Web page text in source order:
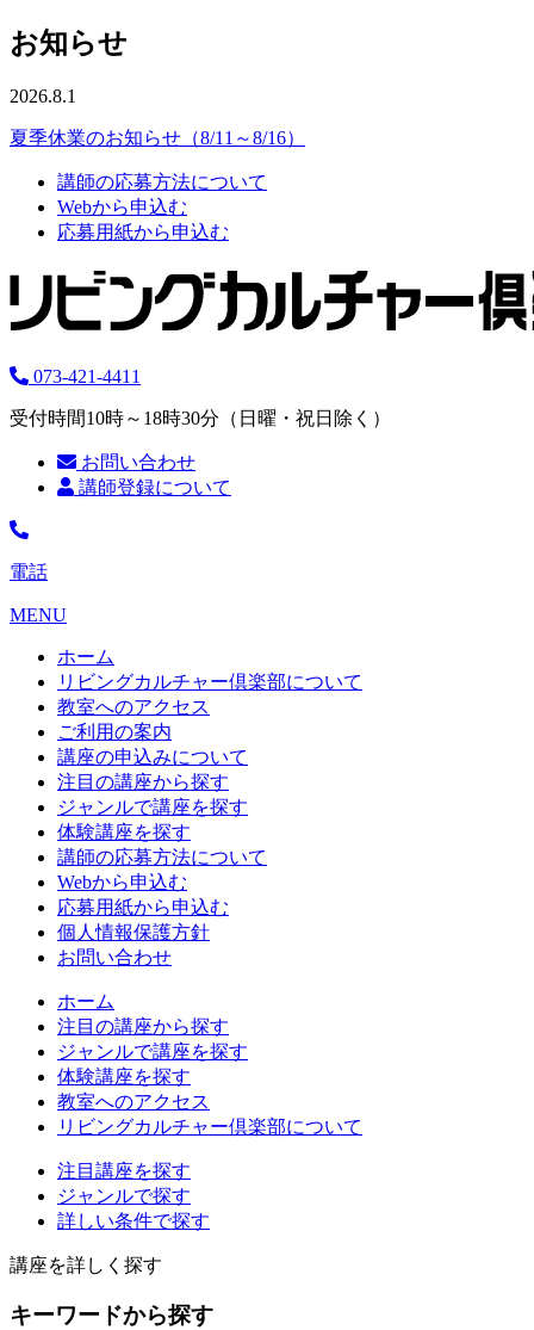
お知らせ
2026.8.1
夏季休業のお知らせ（8/11～8/16）
講師の応募方法について
Webから申込む
応募用紙から申込む
073-421-4411
受付時間10時～18時30分（日曜・祝日除く）
お問い合わせ
講師登録について
電話
MENU
ホーム
リビングカルチャー倶楽部について
教室へのアクセス
ご利用の案内
講座の申込みについて
注目の講座から探す
ジャンルで講座を探す
体験講座を探す
講師の応募方法について
Webから申込む
応募用紙から申込む
個人情報保護方針
お問い合わせ
ホーム
注目の講座から探す
ジャンルで講座を探す
体験講座を探す
教室へのアクセス
リビングカルチャー倶楽部について
注目講座を探す
ジャンルで探す
詳しい条件で探す
講座を詳しく探す
キーワードから探す